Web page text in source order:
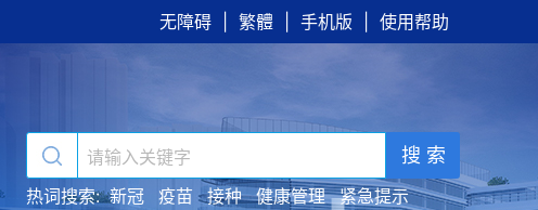
无障碍 繁體 手机版 使用帮助
搜 索
热词搜索: 新冠 疫苗 接种 健康管理 紧急提示